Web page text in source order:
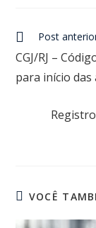
Post
CGJ/RJ –
para início das
VOCÊ